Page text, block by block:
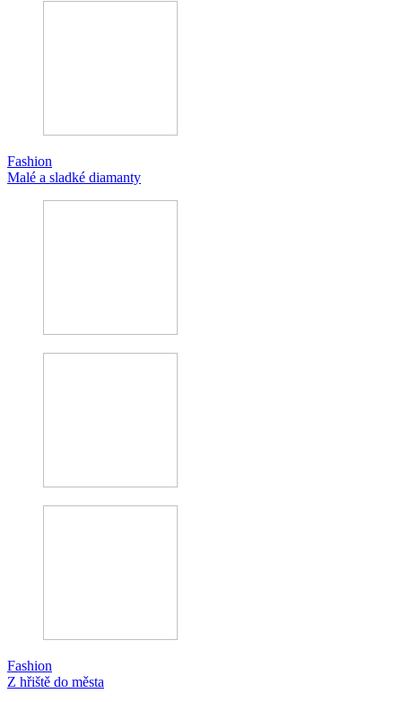
Fashion
Malé a sladké diamanty
Fashion
Z hřiště do města